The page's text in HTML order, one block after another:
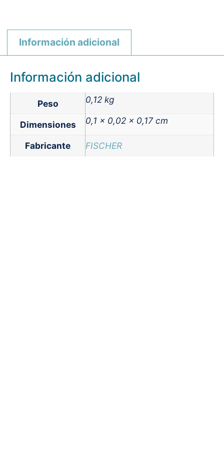
Información adicional
Información adicional
Peso 0,12 kg
Dimensiones 0,1 × 0,02 × 0,17 cm
Fabricante FISCHER